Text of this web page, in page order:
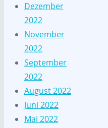
Dezember
2022
November
2022
September
2022
August 2022
Juni 2022
Mai 2022